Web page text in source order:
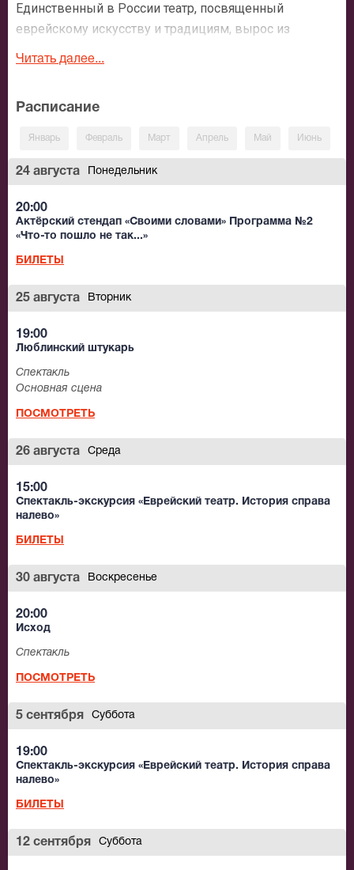
Единственный в России театр, посвященный
еврейскому искусству и традициям, вырос из
Еврейского драматического ансамбля в 1988-м году.
существовавшей в 30-х годах XXвека под началом
выдающегося режиссера Соломона Михоэлса.
драматург Александр Левенбук.
Известный коллектив считает своим долгом хранить
традиции и национальный колорит, делиться со
национального колорита, открывать перед всеми
настоящий кладезь юмора и жизнелюбия. Здесь
можно слышать не только русский, но и идиш, и
другие языке.
Театр «Шалом» не устает радовать зрителя новыми
спектаклями. Труппа с большим успехом
Читать далее...
Расписание
Январь Февраль Март Апрель Май Июнь
24 августа Понедельник
20:00
Актёрский стендап «Своими словами» Программа №2
«Что-то пошло не так...»
БИЛЕТЫ
25 августа Вторник
19:00
Люблинский штукарь
Спектакль
Основная сцена
ПОСМОТРЕТЬ
26 августа Среда
15:00
Спектакль-экскурсия «Еврейский театр. История справа
налево»
БИЛЕТЫ
30 августа Воскресенье
20:00
Исход
Спектакль
ПОСМОТРЕТЬ
5 сентября Суббота
19:00
Спектакль-экскурсия «Еврейский театр. История справа
налево»
БИЛЕТЫ
12 сентября Суббота